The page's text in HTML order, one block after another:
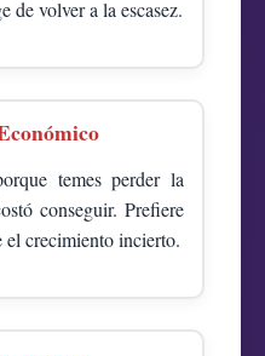
de volver a la escasez.
temes perder la
conseguir. Prefiere
el crecimiento incierto.